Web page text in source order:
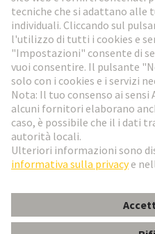
Vai al registrazione
Social Media
Svizzera Italiano
© HARTING Technology Group